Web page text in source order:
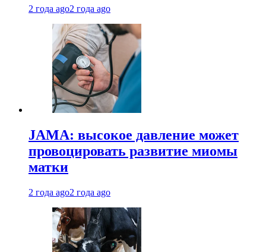
2 года ago2 года ago
JAMA: высокое давление может
провоцировать развитие миомы
матки
2 года ago2 года ago